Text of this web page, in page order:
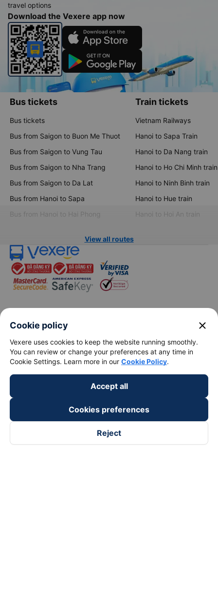
travel options
Download the Vexere app now
Bus tickets
Bus tickets
Bus from Saigon to Buon Me Thuot
Bus from Saigon to Vung Tau
Bus from Saigon to Nha Trang
Bus from Saigon to Da Lat
Bus from Hanoi to Sapa
Bus from Hanoi to Hai Phong
Train tickets
Vietnam Railways
Hanoi to Sapa Train
Hanoi to Da Nang train
Hanoi to Ho Chi Minh train
Hanoi to Ninh Binh train
Hanoi to Hue train
Hanoi to Hoi An train
View all routes
keyboard_arrow_down
About Us
Support
keyboard_arrow_down
Become a Partner
Payment partners
Cookie policy close
Vexere uses cookies to keep the website running smoothly.
You can review or change your preferences at any time in
Cookie Settings. Learn more in our Cookie Policy.
Accept all
Cookies preferences
Reject